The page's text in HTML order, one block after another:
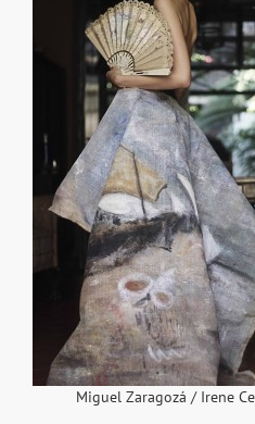
Miguel Zaragozá / Irene